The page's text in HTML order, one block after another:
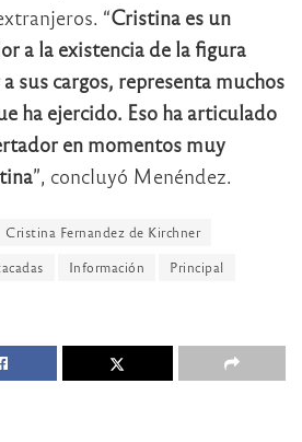
“Cristina es un
a la existencia de la figura
sus cargos, representa muchos
ha ejercido. Eso ha articulado
en momentos muy
”, concluyó Menéndez.
Cristina Fernandez de Kirchner
Información Principal